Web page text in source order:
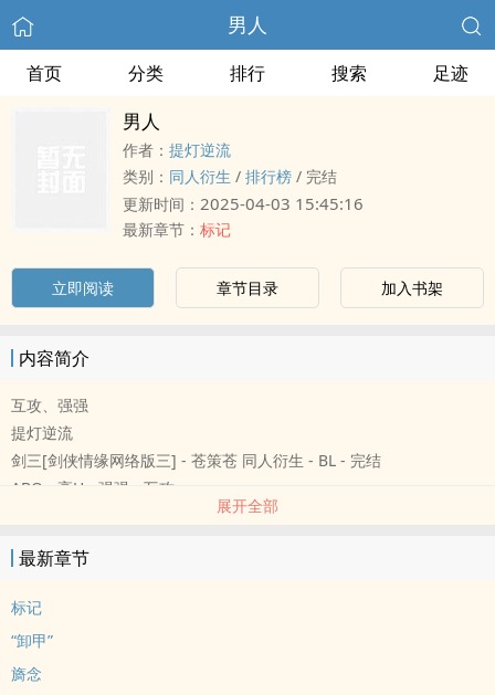
男人
首页 分类 排行 搜索 足迹
男人
作者： 提灯逆流
类别： ‍‍‌同‍‎人‎衍生 / 排行榜 / 完结
更新时间： 2025-04-03 15:45:16
最新章节： 标记
立即阅读 章节目录 加入书架
内容简介
互攻、强强
提灯逆流
剑三[剑侠情缘网络版三] - 苍策苍 ‍‍‌同‍‎人‎衍生 - BL - 完结
ABO - ‎‎‌高‎‌‌H‎‎ - 强强 - 互攻
展开全部
最新章节
标记
“卸甲”
旖念